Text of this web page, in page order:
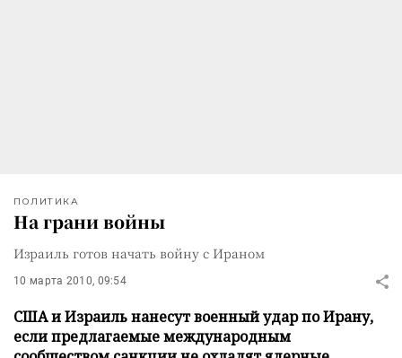
ПОЛИТИКА
На грани войны
Израиль готов начать войну с Ираном
10 марта 2010, 09:54
США и Израиль нанесут военный удар по Ирану,
если предлагаемые международным